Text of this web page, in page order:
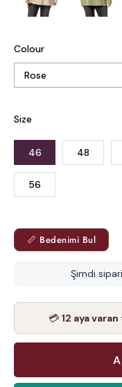
Colour
Size
46 48
56
📏 Bedenimi Bul
Şimdi
💳 12 aya